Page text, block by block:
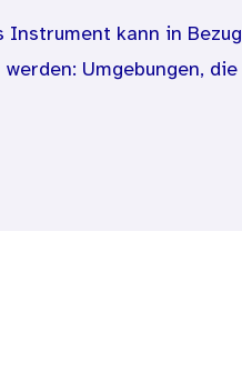
Instrument kann in Bezug
Umgebungen, die